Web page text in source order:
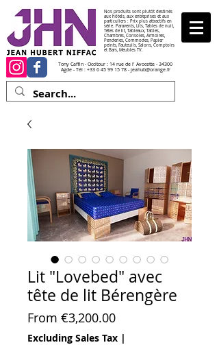
Nos produits sont plutôt destinés
aux hôtels, aux entreprises et aux
particuliers : Prix plus attractifs en
série. Paravents, Lits, Tables de nuit,
Têtes de lit, Tableaux, Tables,
Chambres, Consoles, Armoires,
Penderies, Commodes, Papier
peints, Fauteuils, Salons, Comptoirs
et Bars, Meubles TV.
Tony Caffin - Occitour : 14 rue de l' Avocette - 34300
Agde - Tél : +33 6 45 99 15 78- jeahub@orange.fr
Lit "Lovebed" avec
tête de lit Bérengère
From €3,200.00Sale Price
Excluding Sales Tax |